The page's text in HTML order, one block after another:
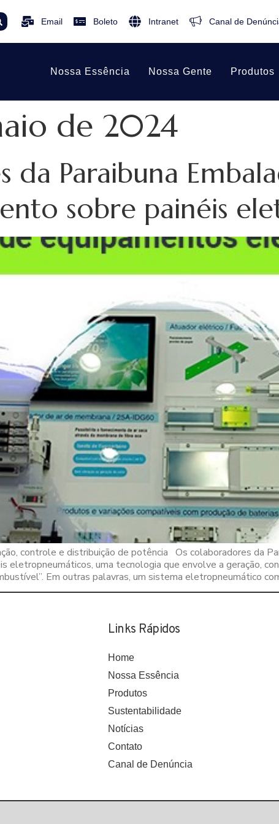
Email Boleto Intranet Canal de
Nossa Essência Nossa Gente Produtos
de 2024
da Paraibuna
sobre painéis
controle e distribuição de potência Os colaboradores da
eletropneumáticos, uma tecnologia que envolve a geração,
Em outras palavras, um sistema eletropneumático
Links Rápidos
Home
Nossa Essência
Produtos
Sustentabilidade
Notícias
Contato
Canal de Denúncia